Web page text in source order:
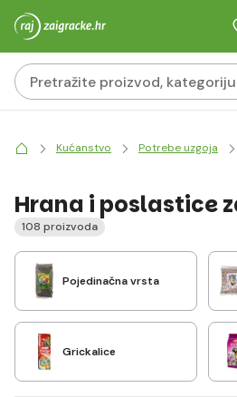
Kućanstvo Potrebe uzgoja
Hrana i poslastice
108 proizvoda
Pojedinačna vrsta
Grickalice